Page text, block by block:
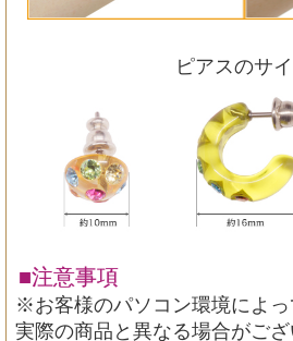
ピアスのサ
■注意事項
※お客様のパソコン環境によっ
実際の商品と異なる場合がご